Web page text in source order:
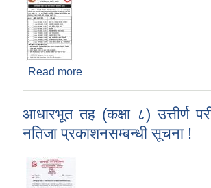
Read more
आधारभूत तह (कक्षा ८) उत्तीर्ण
नतिजा प्रकाशनसम्बन्धी सूचना !